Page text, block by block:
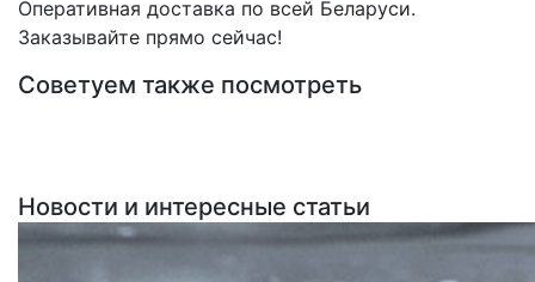
Оперативная доставка по всей Беларуси.
Заказывайте прямо сейчас!
Советуем также посмотреть
Новости и интересные статьи